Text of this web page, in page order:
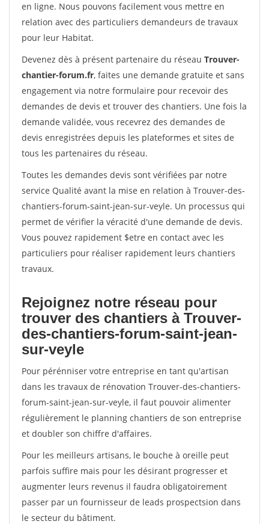
en ligne. Nous pouvons facilement vous mettre en
relation avec des particuliers demandeurs de travaux
pour leur Habitat.
Devenez dès à présent partenaire du réseau Trouver-
chantier-forum.fr, faites une demande gratuite et sans
engagement via notre formulaire pour recevoir des
demandes de devis et trouver des chantiers. Une fois la
demande validée, vous recevrez des demandes de
devis enregistrées depuis les plateformes et sites de
tous les partenaires du réseau.
Toutes les demandes devis sont vérifiées par notre
service Qualité avant la mise en relation à Trouver-des-
chantiers-forum-saint-jean-sur-veyle. Un processus qui
permet de vérifier la véracité d'une demande de devis.
Vous pouvez rapidement $etre en contact avec les
particuliers pour réaliser rapidement leurs chantiers
travaux.
Rejoignez notre réseau pour
trouver des chantiers à Trouver-
des-chantiers-forum-saint-jean-
sur-veyle
Pour pérénniser votre entreprise en tant qu'artisan
dans les travaux de rénovation Trouver-des-chantiers-
forum-saint-jean-sur-veyle, il faut pouvoir alimenter
régulièrement le planning chantiers de son entreprise
et doubler son chiffre d'affaires.
Pour les meilleurs artisans, le bouche à oreille peut
parfois suffire mais pour les désirant progresser et
augmenter leurs revenus il faudra obligatoirement
passer par un fournisseur de leads prospectsion dans
le secteur du bâtiment.